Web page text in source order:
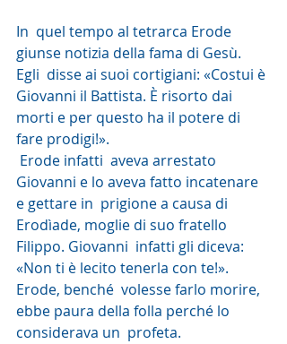
In  quel tempo al tetrarca Erode
giunse notizia della fama di Gesù.
Egli  disse ai suoi cortigiani: «Costui è
Giovanni il Battista. È risorto dai
morti e per questo ha il potere di
fare prodigi!».
Giovanni e lo aveva fatto incatenare
e gettare in  prigione a causa di
Erodìade, moglie di suo fratello
Filippo. Giovanni  infatti gli diceva:
«Non ti è lecito tenerla con te!».
Erode, benché  volesse farlo morire,
ebbe paura della folla perché lo
considerava un  profeta.